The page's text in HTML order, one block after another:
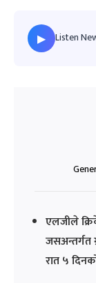
▶ Listen
एलजीले
जसअन्तर्गत
रात ५